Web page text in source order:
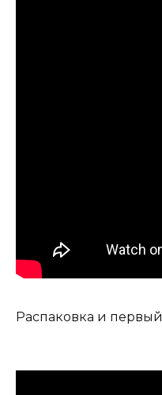
Распаковка и